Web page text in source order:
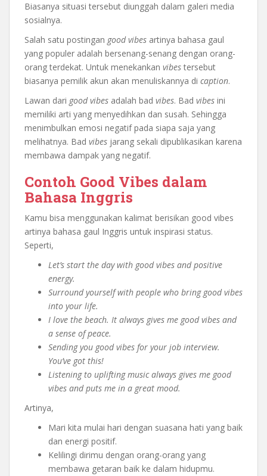
Biasanya situasi tersebut diunggah dalam galeri media
sosialnya.
Salah satu postingan good vibes artinya bahasa gaul
yang populer adalah bersenang-senang dengan orang-
orang terdekat. Untuk menekankan vibes tersebut
biasanya pemilik akun akan menuliskannya di caption.
Lawan dari good vibes adalah bad vibes. Bad vibes ini
memiliki arti yang menyedihkan dan susah. Sehingga
menimbulkan emosi negatif pada siapa saja yang
melihatnya. Bad vibes jarang sekali dipublikasikan karena
membawa dampak yang negatif.
Contoh Good Vibes dalam
Bahasa Inggris
Kamu bisa menggunakan kalimat berisikan good vibes
artinya bahasa gaul Inggris untuk inspirasi status.
Seperti,
Let’s start the day with good vibes and positive
energy.
Surround yourself with people who bring good vibes
into your life.
I love the beach. It always gives me good vibes and
a sense of peace.
Sending you good vibes for your job interview.
You’ve got this!
Listening to uplifting music always gives me good
vibes and puts me in a great mood.
Artinya,
Mari kita mulai hari dengan suasana hati yang baik
dan energi positif.
Kelilingi dirimu dengan orang-orang yang
membawa getaran baik ke dalam hidupmu.